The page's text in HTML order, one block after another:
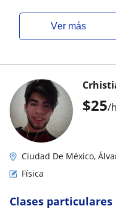
ver más
$25/h
Ciudad De México,
Física
Clases